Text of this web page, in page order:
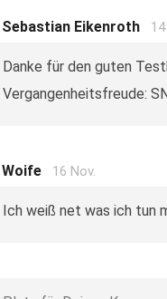
Sebastian Eikenroth
Danke für den guten
Vergangenheitsfreude:
Woife 16 Nov.
Ich weiß net was ich tun